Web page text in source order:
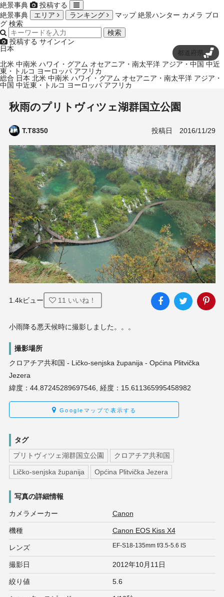
絶景事典
投稿する
絶景事典
エリア ランキング マップ 絶景ハンター カメラ ブロ
グ 検索
検索
投稿する サインイン
日本
都道府県
北米 中南米 ハワイ・グアム オセアニア・南太平洋 アジア・中国 中近
東・トルコ ヨーロッパ アフリカ
総合 日本 北米 中南米 ハワイ・グアム オセアニア・南太平洋 アジア・
中国 中近東・トルコ ヨーロッパ アフリカ
秋雨のプリトヴィツェ湖群国立公園
T.T8350 投稿日 2016/11/29
1.4kビュー 11 いいね！
小雨降る悪天候時に撮影しました。。。
撮影場所
クロアチア共和国 - Ličko-senjska županija - Općina Plitvička
Jezera
緯度：44.87245289697546, 経度：15.611365995458982
Googleマップで表示する
タグ
プリトヴィツェ湖群国立公園
クロアチア共和国
Ličko-senjska županija Općina Plitvička Jezera
写真の詳細情報
カメラメーカー Canon
機種 Canon EOS Kiss X4
レンズ EF-S18-135mm f/3.5-5.6 IS
撮影日 2012年10月11日
絞り値 5.6